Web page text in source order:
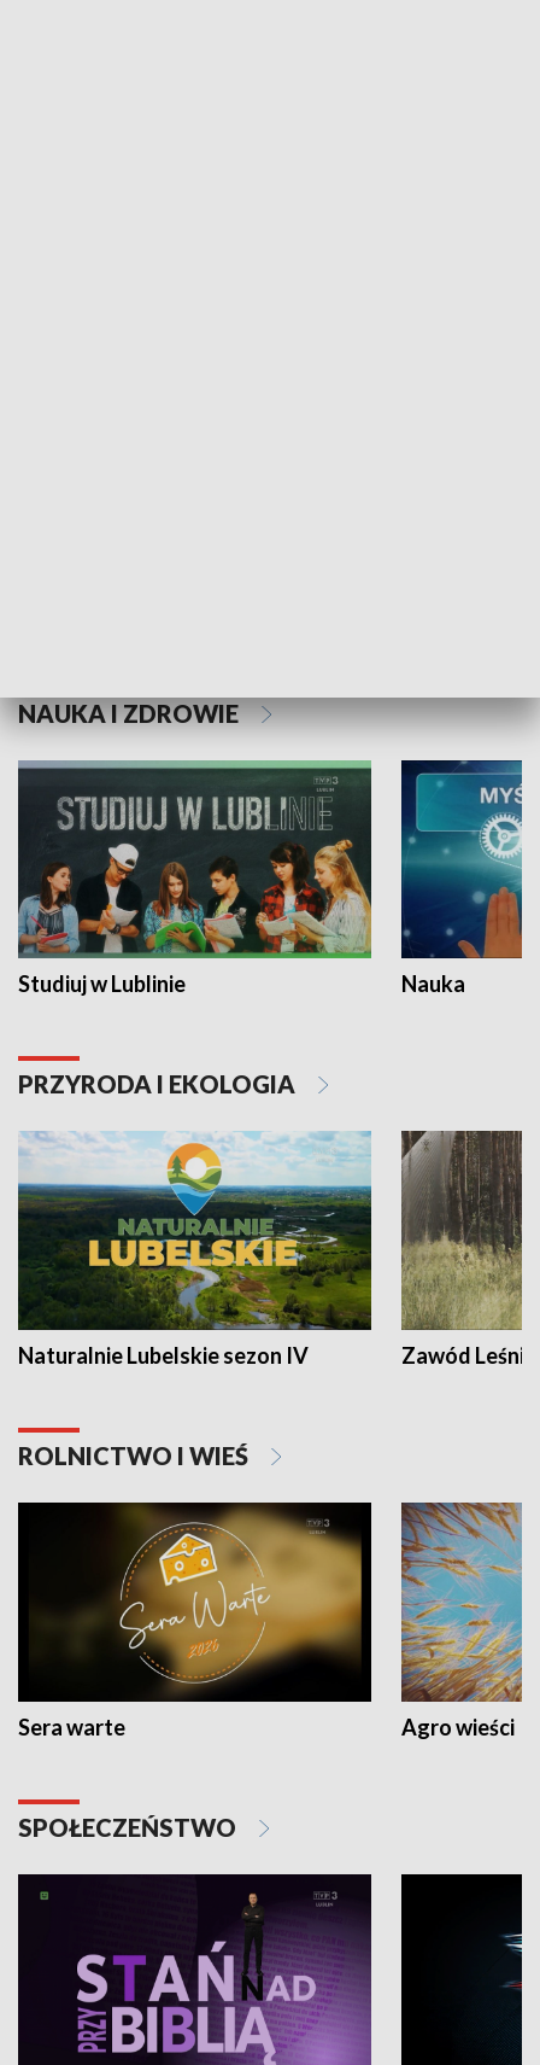
NAUKA I ZDROWIE
Studiuj w Lublinie Nauka
PRZYRODA I EKOLOGIA
Naturalnie Lubelskie sezon IV Zawód Leśnik
ROLNICTWO I WIEŚ
Sera warte Agro wieści
SPOŁECZEŃSTWO